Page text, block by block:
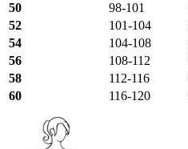
50
98-101
52
101-104
54
104-108
56
108-112
58
112-116
60
116-120